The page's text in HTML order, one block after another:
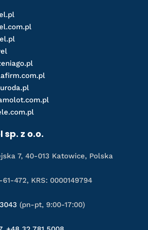
sp. z o.o.
7, 40-013 Katowice, Polska
472, KRS: 0000149794
(pn-pt, 9:00-17:00)